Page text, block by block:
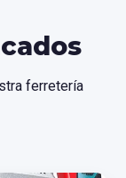
ferretería